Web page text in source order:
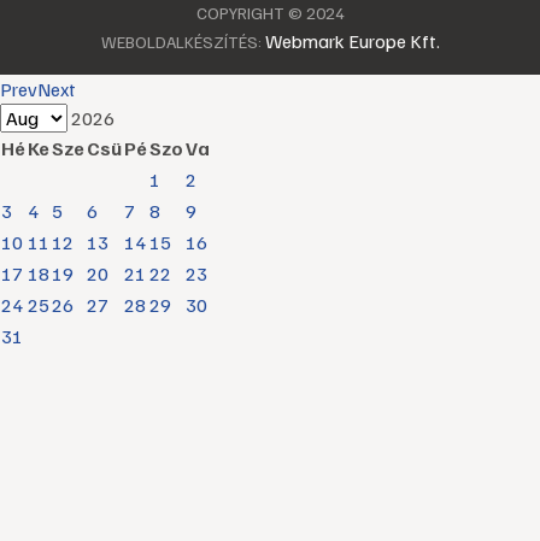
COPYRIGHT © 2024
WEBOLDALKÉSZÍTÉS: Webmark Europe Kft.
PrevNext
2026
HéKeSzeCsüPéSzoVa
1
2
3
4 5 6 7 8
9
10 11 12 13 14 15
16
17 18 19 20 21 22
23
24 2526 27 28 29
30
31